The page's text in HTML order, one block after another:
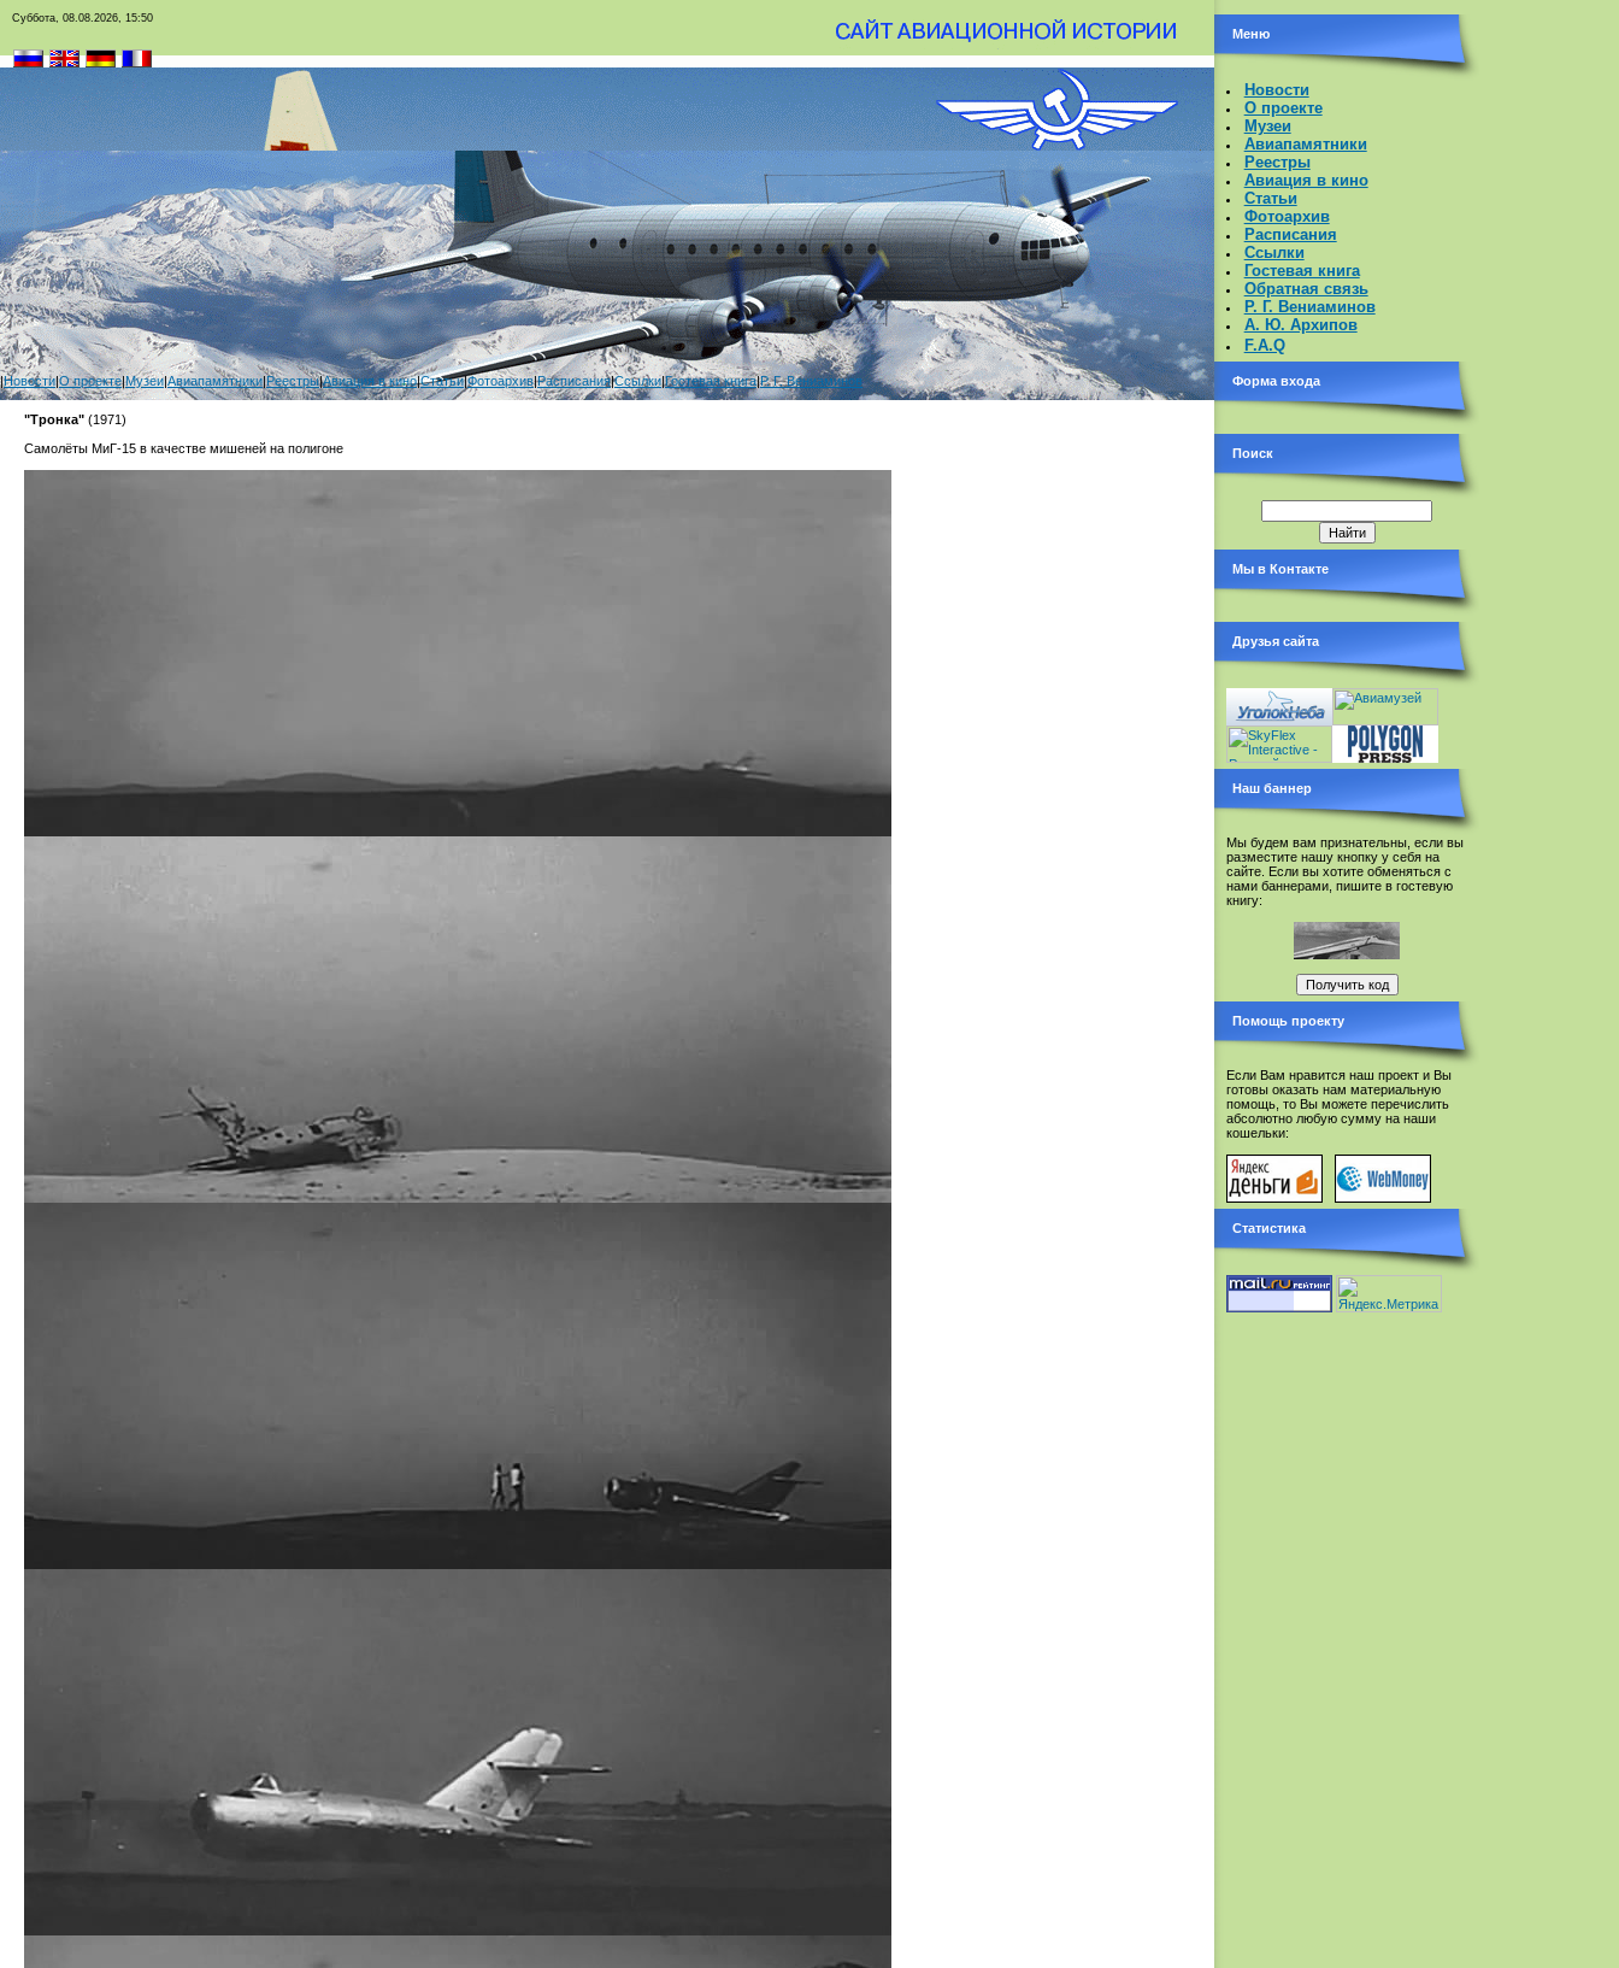
Суббота, 08.08.2026, 15:50
|Новости|О проекте|Музеи|Авиапамятники|Реестры|Авиация в кино|Статьи|Фотоархив|Расписания|Ссылки|Гостевая книга|Р. Г. Вениаминов
"Тронка" (1971)
Самолёты МиГ-15 в качестве мишеней на полигоне
Меню
Новости
О проекте
Музеи
Авиапамятники
Реестры
Авиация в кино
Статьи
Фотоархив
Расписания
Ссылки
Гостевая книга
Обратная связь
Р. Г. Вениаминов
А. Ю. Архипов
F.A.Q
Форма входа
Поиск
Мы в Контакте
Друзья сайта
Наш баннер
Мы будем вам признательны, если вы
разместите нашу кнопку у себя на
сайте. Если вы хотите обменяться с
нами баннерами, пишите в гостевую
книгу:
Помощь проекту
Если Вам нравится наш проект и Вы
готовы оказать нам материальную
помощь, то Вы можете перечислить
абсолютно любую сумму на наши
кошельки:
Статистика